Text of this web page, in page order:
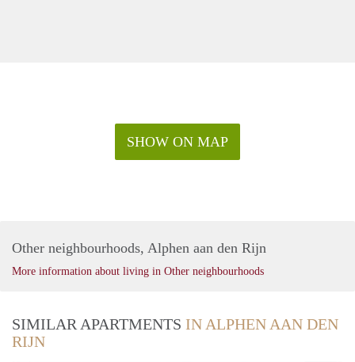
SHOW ON MAP
Other neighbourhoods, Alphen aan den Rijn
More information about living in Other neighbourhoods
SIMILAR APARTMENTS IN ALPHEN AAN DEN
RIJN